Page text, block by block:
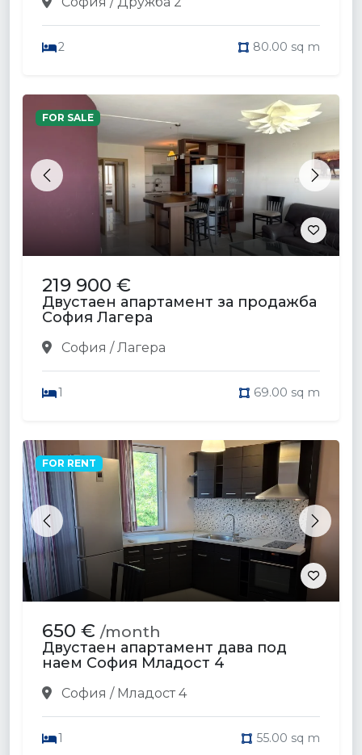
2 80.00 sq m
Previous Next
FOR SALE
219 900 €
Двустаен апартамент за продажба
София Лагера
София / Лагера
1 69.00 sq m
Previous Next
FOR RENT
650 € /month
Двустаен апартамент дава под
наем София Младост 4
София / Младост 4
1 55.00 sq m